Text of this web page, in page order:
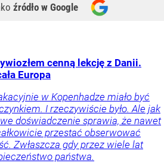
źródło w Google
cenną lekcję z Danii.
Europa
w Kopenhadze miało być
I rzeczywiście było. Ale jak
doświadczenie sprawia, że nawet
przestać obserwować
Zwłaszcza gdy przez wiele lat
państwa.